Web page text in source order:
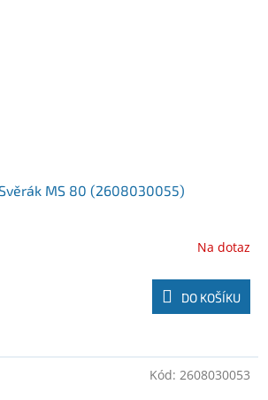
MS 80 (2608030055)
Na dotaz
DO KOŠÍKU
Kód: 2608030053